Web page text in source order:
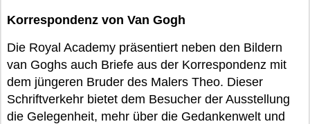
Korrespondenz von Van Gogh
Die Royal Academy präsentiert neben den Bildern
van Goghs auch Briefe aus der Korrespondenz mit
dem jüngeren Bruder des Malers Theo. Dieser
Schriftverkehr bietet dem Besucher der Ausstellung
die Gelegenheit, mehr über die Gedankenwelt und